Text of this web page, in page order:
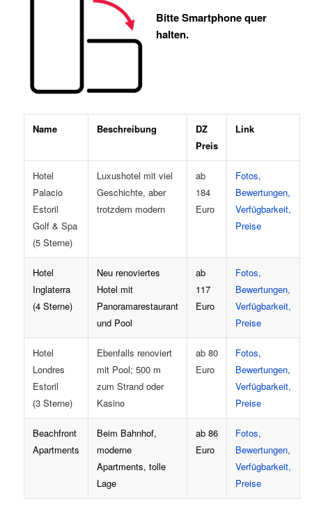
Bitte Smartphone quer
halten.
Name Beschreibung
DZ
Preis
Link
Hotel
Palacio
Estoril
Golf & Spa
(5 Sterne)
Luxushotel mit viel
Geschichte, aber
trotzdem modern
ab
184
Euro
Fotos,
Bewertungen,
Verfügbarkeit,
Preise
Hotel
Inglaterra
(4 Sterne)
Neu renoviertes
Hotel mit
Panoramarestaurant
und Pool
ab
117
Euro
Fotos,
Bewertungen,
Verfügbarkeit,
Preise
Hotel
Londres
Estoril
(3 Sterne)
Ebenfalls renoviert
mit Pool; 500 m
zum Strand oder
Kasino
ab 80
Euro
Fotos,
Bewertungen,
Verfügbarkeit,
Preise
Beachfront
Apartments
Beim Bahnhof,
moderne
Apartments, tolle
Lage
ab 86
Euro
Fotos,
Bewertungen,
Verfügbarkeit,
Preise